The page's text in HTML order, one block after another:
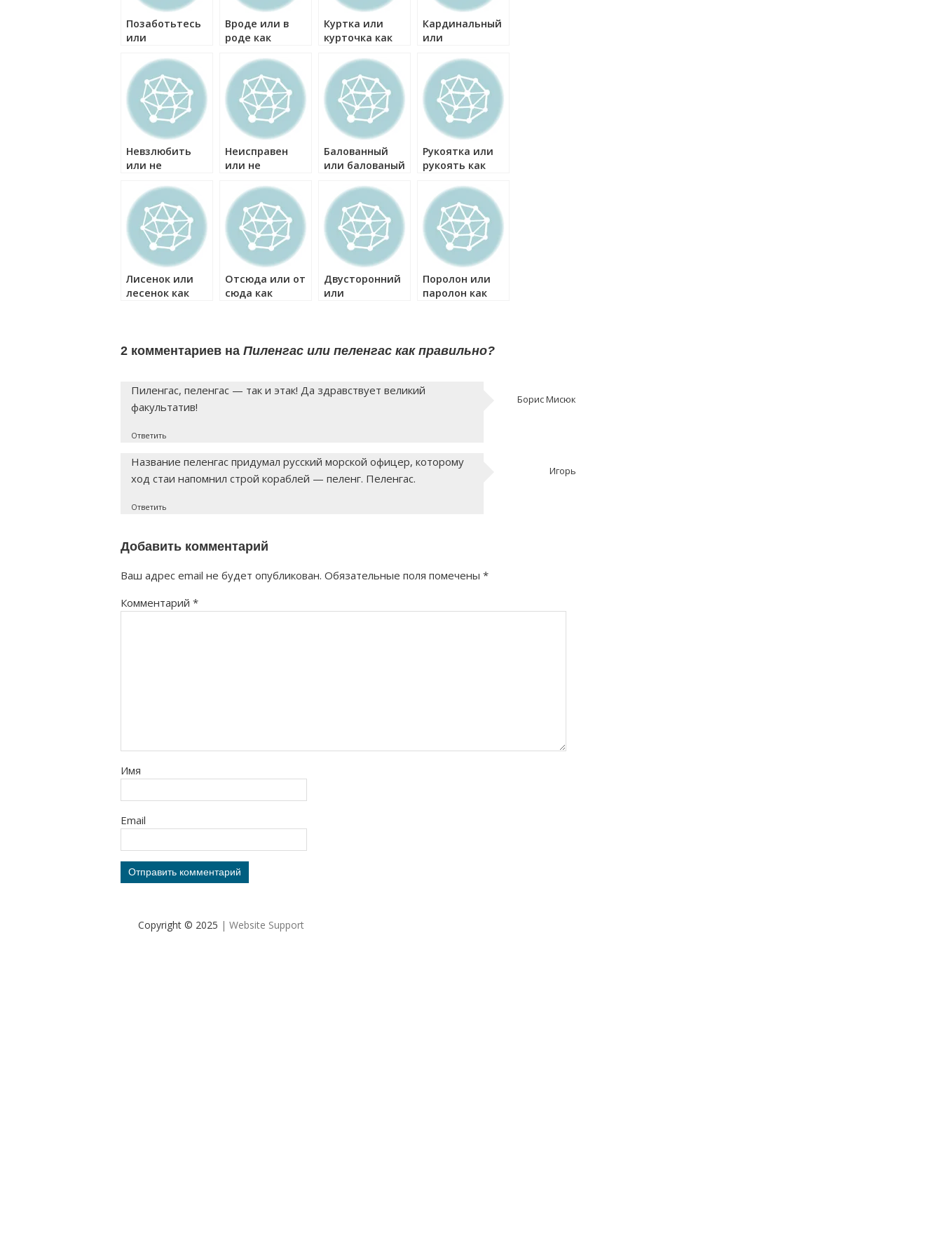
Позаботьтесь
или
как правильно?
Вроде или в
роде как
Куртка или
курточка как
Кардинальный
или
как правильно?
Невзлюбить
или не
правильно?
Неисправен
или не
правильно?
Балованный
или балованый
Рукоятка или
рукоять как
Лисенок или
лесенок как
Отсюда или от
сюда как
Двусторонний
или
Поролон или
паролон как
2 комментариев на Пиленгас или пеленгас как правильно?
Пиленгас, пеленгас — так и этак! Да здравствует великий
факультатив!
Ответить
Борис Мисюк
Название пеленгас придумал русский морской офицер, которому
ход стаи напомнил строй кораблей — пеленг. Пеленгас.
Ответить
Игорь
Добавить комментарий
Ваш адрес email не будет опубликован. Обязательные поля помечены *
Комментарий *
Имя
Email
Copyright © 2025 | Website Support